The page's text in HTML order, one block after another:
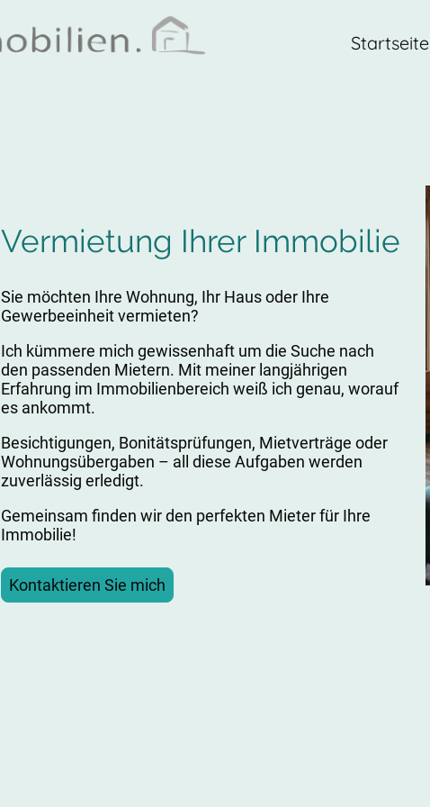
Startseite
Vermietung Ihrer Immobilie
Sie möchten Ihre Wohnung, Ihr Haus oder Ihre
Gewerbeeinheit vermieten?
Ich kümmere mich gewissenhaft um die Suche nach
den passenden Mietern. Mit meiner langjährigen
Erfahrung im Immobilienbereich weiß ich genau, worauf
es ankommt.
Besichtigungen, Bonitätsprüfungen, Mietverträge oder
Wohnungsübergaben – all diese Aufgaben werden
zuverlässig erledigt.
Gemeinsam finden wir den perfekten Mieter für Ihre
Immobilie!
Kontaktieren Sie mich